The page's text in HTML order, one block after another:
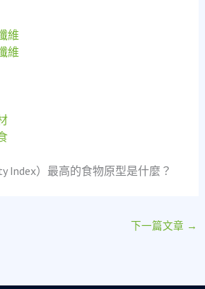
維
維
Index）最高的食物原型是什麼？
下一篇文章 →